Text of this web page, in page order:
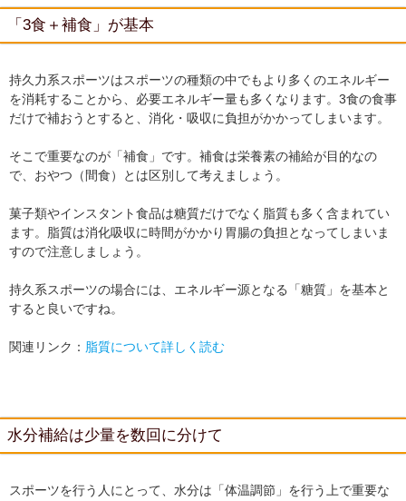
「3食＋補食」が基本
持久力系スポーツはスポーツの種類の中でもより多くのエネルギー
を消耗することから、必要エネルギー量も多くなります。3食の食事
だけで補おうとすると、消化・吸収に負担がかかってしまいます。
そこで重要なのが「補食」です。補食は栄養素の補給が目的なの
で、おやつ（間食）とは区別して考えましょう。
菓子類やインスタント食品は糖質だけでなく脂質も多く含まれてい
ます。脂質は消化吸収に時間がかかり胃腸の負担となってしまいま
すので注意しましょう。
持久系スポーツの場合には、エネルギー源となる「糖質」を基本と
すると良いですね。
関連リンク： 脂質について詳しく読む
水分補給は少量を数回に分けて
スポーツを行う人にとって、水分は「体温調節」を行う上で重要な